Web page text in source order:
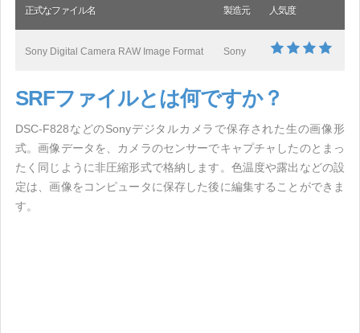
正式なファイル名 製造元 人気度
Sony Digital Camera RAW Image Format Sony
SRFファイルとは何ですか？
DSC-F828などのSonyデジタルカメラで保存された生の画像形
式。画像データを、カメラのセンサーでキャプチャしたのとまっ
たく同じように非圧縮形式で格納します。色温度や露出などの設
定は、画像をコンピュータに保存した後に編集することができま
す。